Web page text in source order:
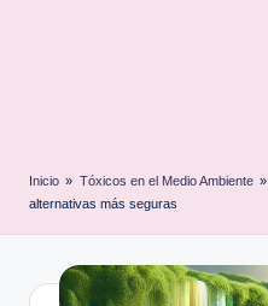
Inicio » Tóxicos en el Medio Ambiente »
alternativas más seguras